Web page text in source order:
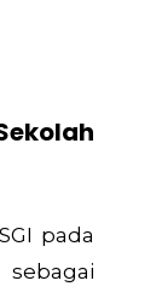
pada